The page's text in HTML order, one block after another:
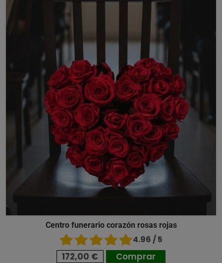
Centro funerario corazón rosas rojas
4.96 / 5
172,00 € Comprar